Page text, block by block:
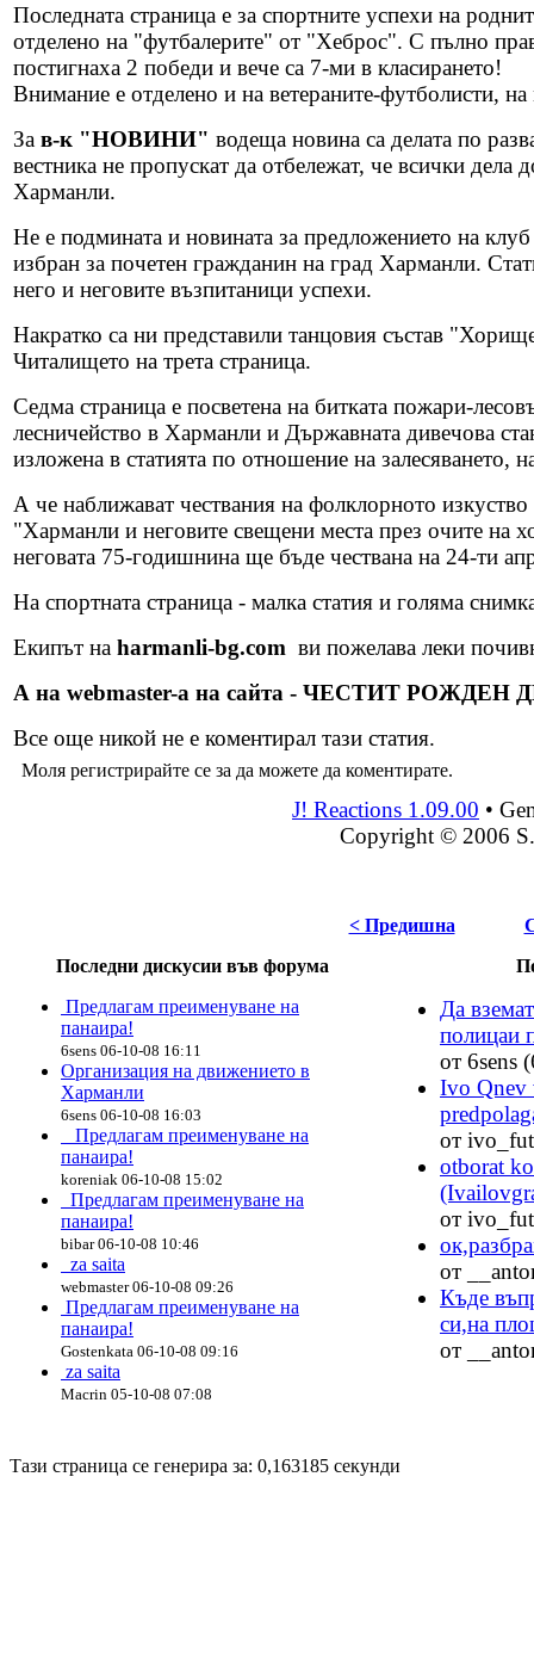
Последната страница е за спортните успехи на
отделено на "футбалерите" от "Хеброс". С пълно
постигнаха 2 победи и вече са 7-ми в класирането!
Внимание е отделено и на ветераните-футболисти,
За в-к "НОВИНИ" водеща новина са делата по
вестника не пропускат да отбележат, че всички
Харманли.
Не е подмината и новината за предложението на
избран за почетен гражданин на град Харманли.
него и неговите възпитаници успехи.
Накратко са ни представили танцовия състав
Читалището на трета страница.
Седма страница е посветена на битката пожари-
лесничейство в Харманли и Държавната дивечова
изложена в статията по отношение на залесяването,
А че наближават чествания на фолклорното изкуство
"Харманли и неговите свещени места през очите на
неговата 75-годишнина ще бъде чествана на 24-ти
На спортната страница - малка статия и голяма
Екипът на harmanli-bg.com ви пожелава леки
А на webmaster-а на сайта - ЧЕСТИТ РОЖДЕН
Все още никой не е коментирал тази статия.
Моля регистрирайте се за да можете да коментирате.
J! Reactions 1.09.00 •
Copyright © 2006
< Предишна
Последни дискусии във форума
Предлагам преименуване на
панаира!
6sens 06-10-08 16:11
Организация на движението в
Харманли
6sens 06-10-08 16:03
Предлагам преименуване на
панаира!
koreniak 06-10-08 15:02
Предлагам преименуване на
панаира!
bibar 06-10-08 10:46
za saita
webmaster 06-10-08 09:26
Предлагам преименуване на
панаира!
Gostenkata 06-10-08 09:16
za saita
Macrin 05-10-08 07:08
Да
полицаи
от 6sens
Ivo Qnev
от
otborat
от
от
Къде
си,на
от
Тази страница се генерира за: 0,163185 секунди